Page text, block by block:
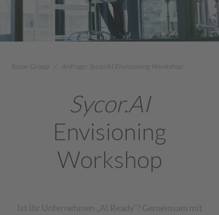
Sycor Group Anfrage: SycorAI Envisioning Workshop
Sycor.AI
Envisioning
Workshop
Ist Ihr Unternehmen „AI Ready“? Gemeinsam mit